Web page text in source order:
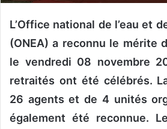
i
e
L’Office national de l’eau et
(ONEA) a reconnu le mérite
le vendredi 08 novembre
retraités ont été célébrés.
26 agents et de 4 unités
également été reconnue.